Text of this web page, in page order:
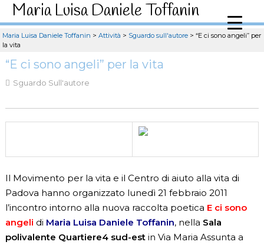
Maria Luisa Daniele Toffanin
Maria Luisa Daniele Toffanin > Attività > Sguardo sull'autore > “E ci sono angeli” per
la vita
“E ci sono angeli” per la vita
Sguardo Sull'autore
Il Movimento per la vita e il Centro di aiuto alla vita di
Padova hanno organizzato lunedì 21 febbraio 2011
l’incontro intorno alla nuova raccolta poetica E ci sono
angeli di Maria Luisa Daniele Toffanin, nella Sala
polivalente Quartiere4 sud-estin Via Maria Assunta a